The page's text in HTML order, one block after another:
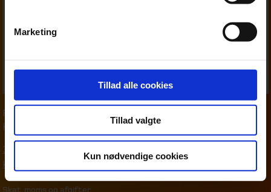
Marketing
Tillad alle cookies
Tillad valgte
Kun nødvendige cookies
Partner
Karsten Wind
39 16 76 90
kwi@beierholm.dk
Skat, moms og afgifter